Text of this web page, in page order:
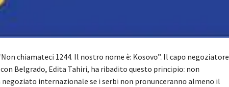
chiamateci 1244. Il nostro nome è: Kosovo”. Il capo negoziatore
Belgrado, Edita Tahiri, ha ribadito questo principio: non
negoziato internazionale se i serbi non pronunceranno almeno il